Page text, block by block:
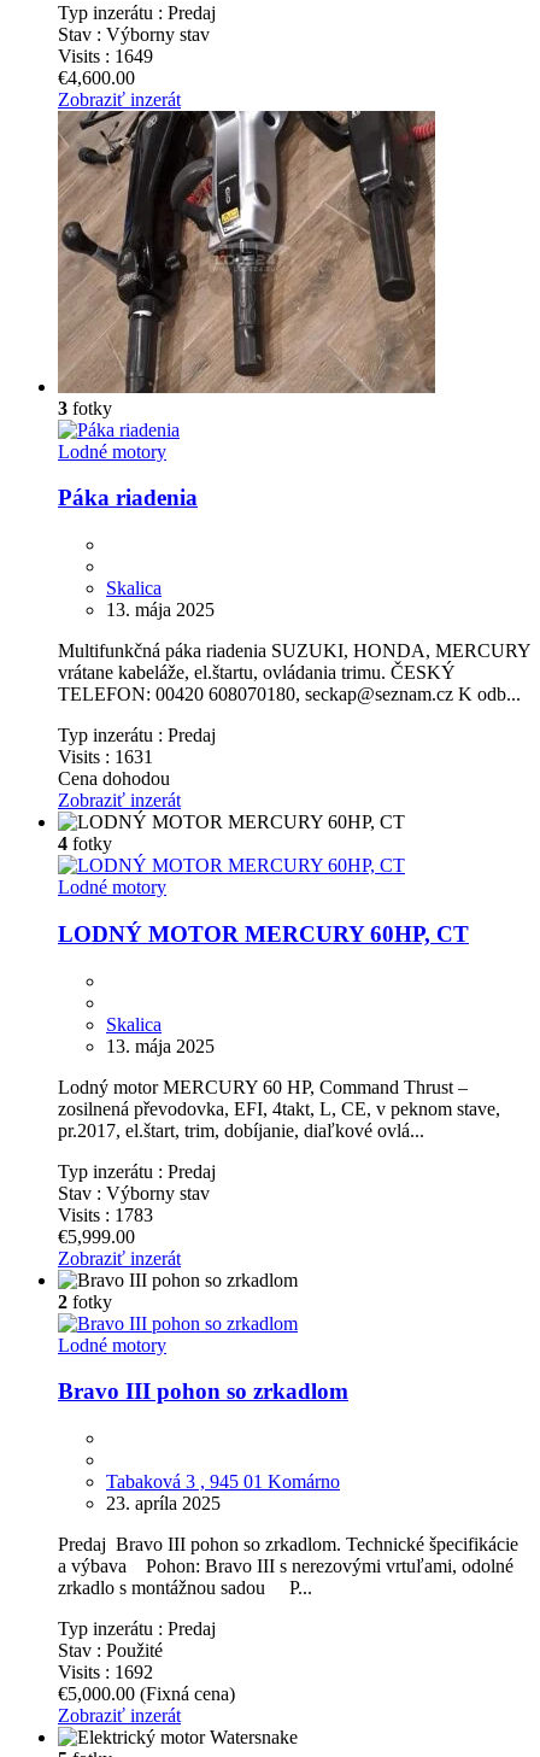
Typ inzerátu : Predaj
Stav : Výborny stav
Visits : 1649
€4,600.00
Zobraziť inzerát
3 fotky
Lodné motory
Páka riadenia
Skalica
13. mája 2025
Multifunkčná páka riadenia SUZUKI, HONDA, MERCURY
vrátane kabeláže, el.štartu, ovládania trimu. ČESKÝ
TELEFON: 00420 608070180, seckap@seznam.cz K odb...
Typ inzerátu : Predaj
Visits : 1631
Cena dohodou
Zobraziť inzerát
4 fotky
Lodné motory
LODNÝ MOTOR MERCURY 60HP, CT
Skalica
13. mája 2025
Lodný motor MERCURY 60 HP, Command Thrust –
zosilnená převodovka, EFI, 4takt, L, CE, v peknom stave,
pr.2017, el.štart, trim, dobíjanie, diaľkové ovlá...
Typ inzerátu : Predaj
Stav : Výborny stav
Visits : 1783
€5,999.00
Zobraziť inzerát
2 fotky
Lodné motory
Bravo III pohon so zrkadlom
Tabaková 3 , 945 01 Komárno
23. apríla 2025
Predaj Bravo III pohon so zrkadlom. Technické špecifikácie
a výbava Pohon: Bravo III s nerezovými vrtuľami, odolné
zrkadlo s montážnou sadou P...
Typ inzerátu : Predaj
Stav : Použité
Visits : 1692
€5,000.00 (Fixná cena)
Zobraziť inzerát